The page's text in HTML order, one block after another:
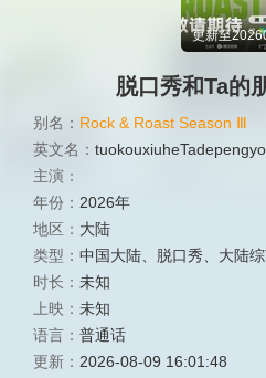
脱口秀和Ta的
别名： Rock & Roast Season Ⅲ
英文名：
主演：
年份： 2026年
地区： 大陆
类型： 中国大陆 脱口秀
大陆
时长： 未知
上映： 未知
语言： 普通话
更新： 2026-08-09 16:01:48